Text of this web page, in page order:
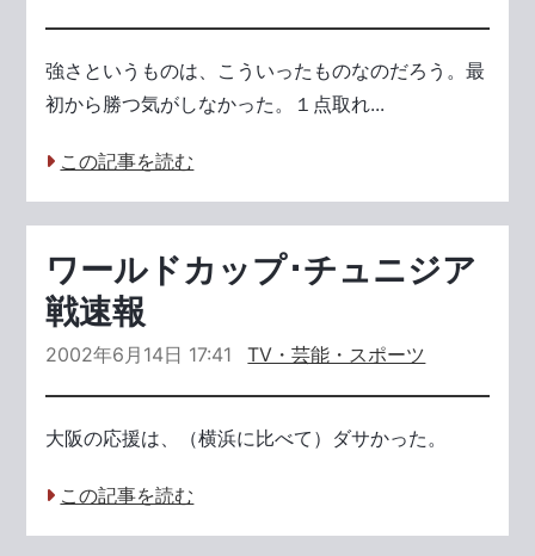
強さというものは、こういったものなのだろう。最
初から勝つ気がしなかった。１点取れ...
この記事を読む
ワールドカップ･チュニジア
戦速報
2002年6月14日 17:41 TV・芸能・スポーツ
大阪の応援は、（横浜に比べて）ダサかった。
この記事を読む